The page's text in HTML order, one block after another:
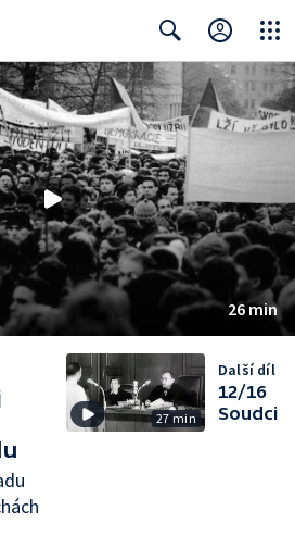
Search Close
26 min
27 min
Další díl
12/16
Soudci